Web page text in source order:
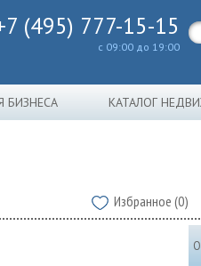
(495) 777-15-15
с 09:00 до 19:00
БИЗНЕСА КАТАЛОГ
Избранное (0)